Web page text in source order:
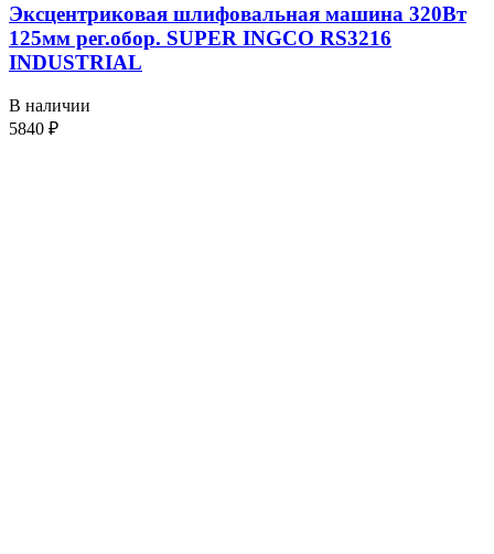
Эксцентриковая шлифовальная машина 320Вт
125мм рег.обор. SUPER INGCO RS3216
INDUSTRIAL
В наличии
5840 ₽